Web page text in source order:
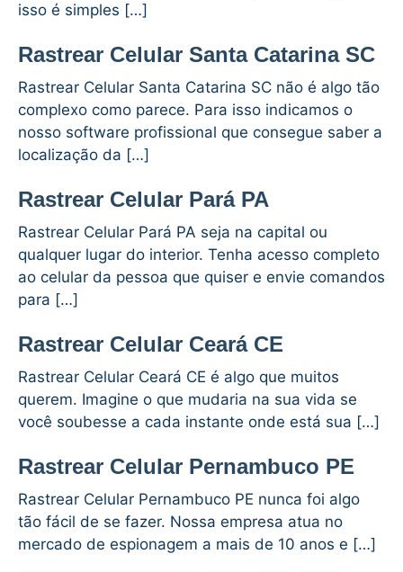
isso é simples […]
Rastrear Celular Santa Catarina SC
Rastrear Celular Santa Catarina SC não é algo tão
complexo como parece. Para isso indicamos o
nosso software profissional que consegue saber a
localização da […]
Rastrear Celular Pará PA
Rastrear Celular Pará PA seja na capital ou
qualquer lugar do interior. Tenha acesso completo
ao celular da pessoa que quiser e envie comandos
para […]
Rastrear Celular Ceará CE
Rastrear Celular Ceará CE é algo que muitos
querem. Imagine o que mudaria na sua vida se
você soubesse a cada instante onde está sua […]
Rastrear Celular Pernambuco PE
Rastrear Celular Pernambuco PE nunca foi algo
tão fácil de se fazer. Nossa empresa atua no
mercado de espionagem a mais de 10 anos e […]